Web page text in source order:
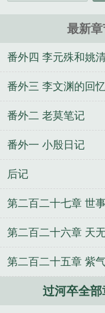
最新章
番外四 李元殊和姚
番外三 李文渊的回
番外二 老莫笔记
番外一 小殷日记
后记
第二百二十七章 世
第二百二十六章 天
第二百二十五章 紫
过河卒全部